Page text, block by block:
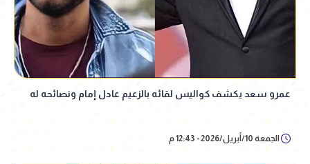
عمرو سعد يكشف كواليس لقائه بالزعيم عادل إمام ونصائحه له
الجمعة 10/أبريل/2026 - 12:43 م